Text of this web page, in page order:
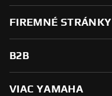
FIREMNÉ STRÁNKY
B2B
VIAC YAMAHA